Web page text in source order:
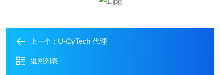
上一个： U-CyTech 代理
返回列表